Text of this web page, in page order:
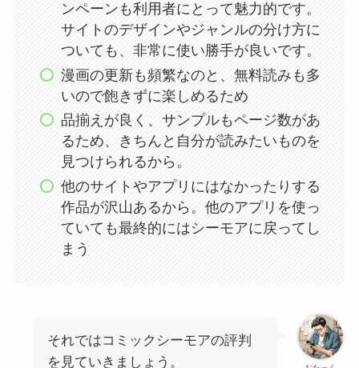
ンペーンも利用者にとって魅力的です。
サイトのデザインやジャンルの分け方に
ついても、非常に使い勝手が良いです。
漫画の更新も頻繁なのと、無料読みも多
いので飽きずに楽しめるため
品揃えが良く、サンプルもページ数があ
るため、きちんと自分が読みたいものを
見つけられるから。
他のサイトやアプリにはなかったりする
作品が沢山あるから。他のアプリを使っ
ていても最終的にはシーモアに戻ってし
まう
それではコミックシーモアの評判
を見ていきましょう。